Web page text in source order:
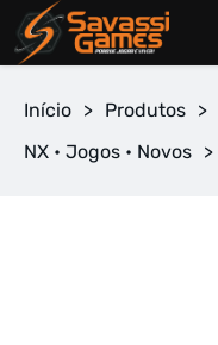
Início > Produtos >
NX • Jogos • Novos >